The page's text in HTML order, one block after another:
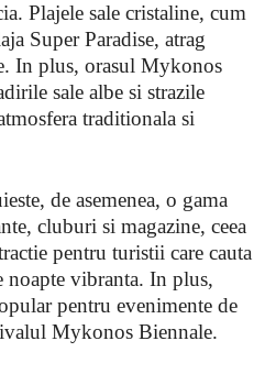
Plajele sale cristaline, cum
Super Paradise, atrag
In plus, orasul Mykonos
sale albe si strazile
traditionala si
de asemenea, o gama
cluburi si magazine, ceea
pentru turistii care cauta
noapte vibranta. In plus,
pentru evenimente de
Mykonos Biennale.